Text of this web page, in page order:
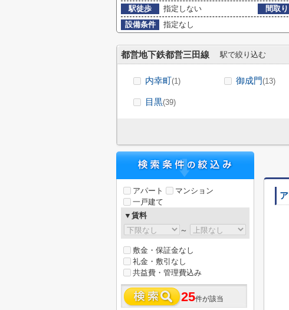
駅徒歩
指定しない 間取り
設備条件
指定なし
都営地下鉄都営三田線 駅で絞り込む
内幸町(1) 御成門(13)
目黒(39)
アパート
マンション
一戸建て
▼賃料
～
敷金・保証金なし
礼金・敷引なし
共益費・管理費込み
25件が該当